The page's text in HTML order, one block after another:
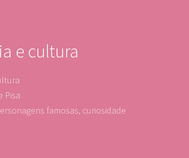
e cultura
Pisa
famosas, curiosidade